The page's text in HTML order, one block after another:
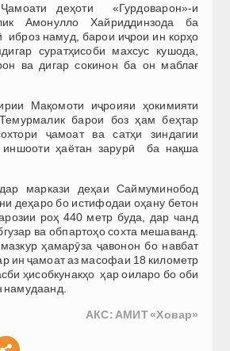
деҳоти «Гурдоварон»-и
Амонулло Хайриддинзода ба
иброз намуд, барои иҷрои ин корҳо
суратҳисоби махсус кушода,
ва дигар сокинон ба он маблағ
Мақомоти иҷроияи ҳокимияти
барои боз ҳам беҳтар
ҷамоат ва сатҳи зиндагии
иншооти ҳаётан зарурӣ ба нақша
маркази деҳаи Саймуминобод
деҳаро бо истифодаи оҳану бетон
роҳ 440 метр буда, дар чанд
ва обпартоҳо сохта мешаванд.
ҳамарӯза ҷавонон бо навбат
ин ҷамоат аз масофаи 18 километр
ҳисобкунакҳо ҳар оиларо бо оби
АКС: АМИТ «Ховар»